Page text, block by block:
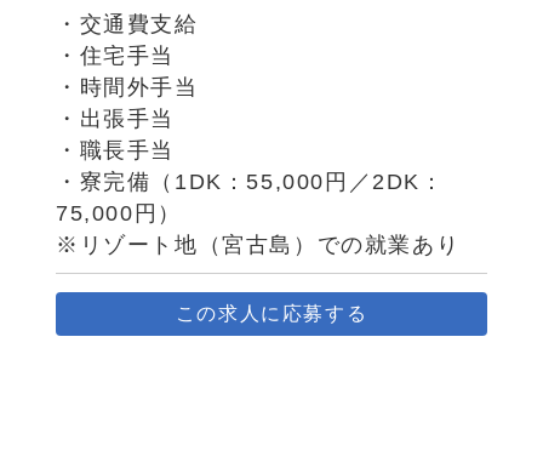
・交通費支給
・住宅手当
・時間外手当
・出張手当
・職長手当
・寮完備（1DK：55,000円／2DK：
75,000円）
※リゾート地（宮古島）での就業あり
この求人に応募する